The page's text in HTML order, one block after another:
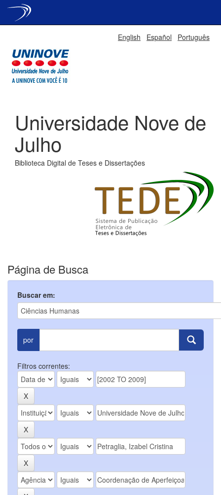
English Español Português
Universidade Nove de
Julho
Biblioteca Digital de Teses e Dissertações
Página de Busca
Buscar em:
por
Filtros correntes: